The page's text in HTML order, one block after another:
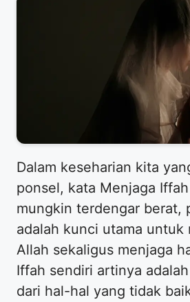
​Dalam keseharian kita
ponsel, kata Menjaga
mungkin terdengar berat,
adalah kunci utama untuk
Allah sekaligus menjaga
Iffah sendiri artinya
dari hal-hal yang tidak